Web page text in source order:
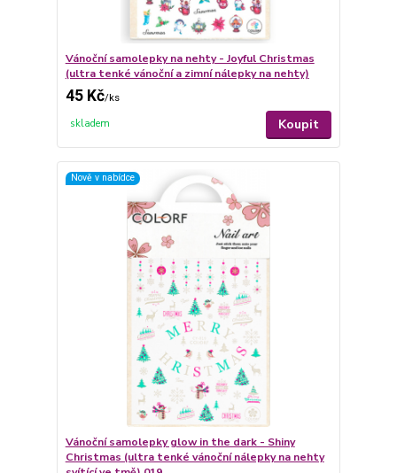
Vánoční samolepky na nehty - Joyful Christmas
(ultra tenké vánoční a zimní nálepky na nehty)
45 Kč/ks
skladem Koupit
Nově v nabídce
Vánoční samolepky glow in the dark - Shiny
Christmas (ultra tenké vánoční nálepky na nehty